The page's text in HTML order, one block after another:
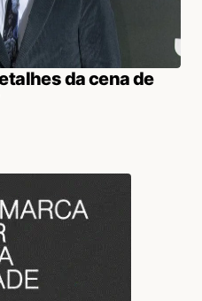
da cena de